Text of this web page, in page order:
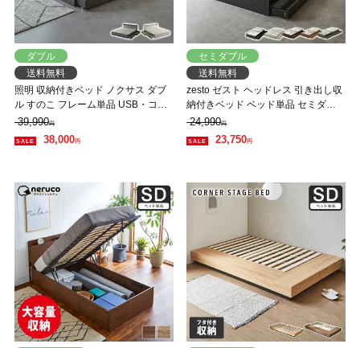
ダブル
送料無料
照明 収納付きベッド ノクサス ダブ
ル すのこ フレーム単品 USB・コン
セント フレーム 照明 照明付き 【大
型家具配送】
39,990円
38,000円
セミダブル
送料無料
zesto ゼスト ヘッドレス 引き出し収
納付きベッド ベッド単品 セミダブ
ル 2杯引出し付き すのこ床板 木製
【z有料組立】 すのこベッド
24,990円
23,750円